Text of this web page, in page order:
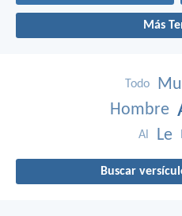
Más
Todo
Hombre
Al Le
Buscar